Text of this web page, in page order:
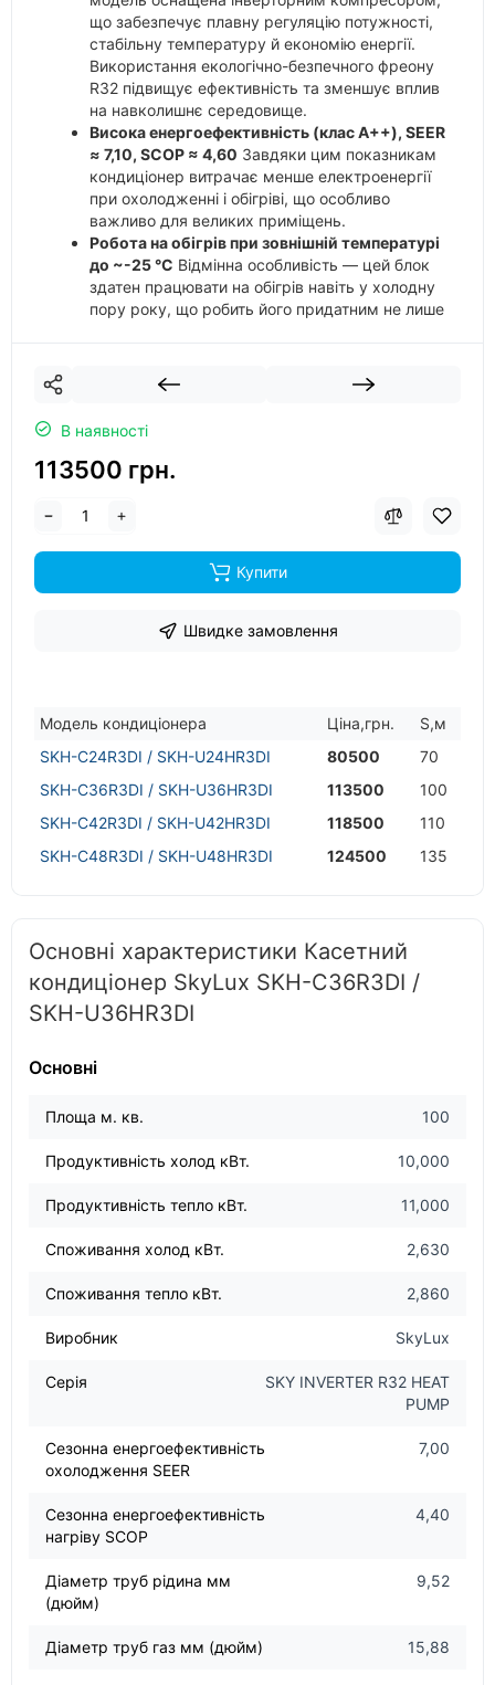
що забезпечує плавну регуляцію потужності,
стабільну температуру й економію енергії.
Використання екологічно-безпечного фреону
R32 підвищує ефективність та зменшує вплив
на навколишнє середовище.
Висока енергоефективність (клас A++), SEER
≈ 7,10, SCOP ≈ 4,60 Завдяки цим показникам
кондиціонер витрачає менше електроенергії
при охолодженні і обігріві, що особливо
важливо для великих приміщень.
Робота на обігрів при зовнішній температурі
до ~-25 °C Відмінна особливість — цей блок
здатен працювати на обігрів навіть у холодну
пору року, що робить його придатним не лише
та низький рівень шуму
Вбудований
вентилятор і жалюзі забезпечують рівномірний
протягів. При цьому внутрішній блок має
низький рівень шуму (наприклад, 36 дБ при
режимі охолодження) — ідеально для офісів
В наявності
113500 грн.
Купити
Швидке замовлення
Модель кондицiонера Цiна,грн.
S,м
SKH-C24R3DI / SKH-U24HR3DI
80500
70
SKH-C36R3DI / SKH-U36HR3DI
113500
100
SKH-C42R3DI / SKH-U42HR3DI
118500
110
SKH-C48R3DI / SKH-U48HR3DI
124500 135
Основні характеристики Касетний
кондиціонер SkyLux SKH-C36R3DI /
SKH-U36HR3DI
Основні
Площа м. кв. 100
Продуктивність холод кВт. 10,000
Продуктивність тепло кВт. 11,000
Споживання холод кВт. 2,630
Споживання тепло кВт. 2,860
Виробник SkyLux
Серія
SKY INVERTER R32 HEAT
PUMP
Сезонна енергоефективність
охолодження SEER
7,00
Сезонна енергоефективність
нагріву SCOP
4,40
Діаметр труб рідина мм
(дюйм)
9,52
Діаметр труб газ мм (дюйм) 15,88